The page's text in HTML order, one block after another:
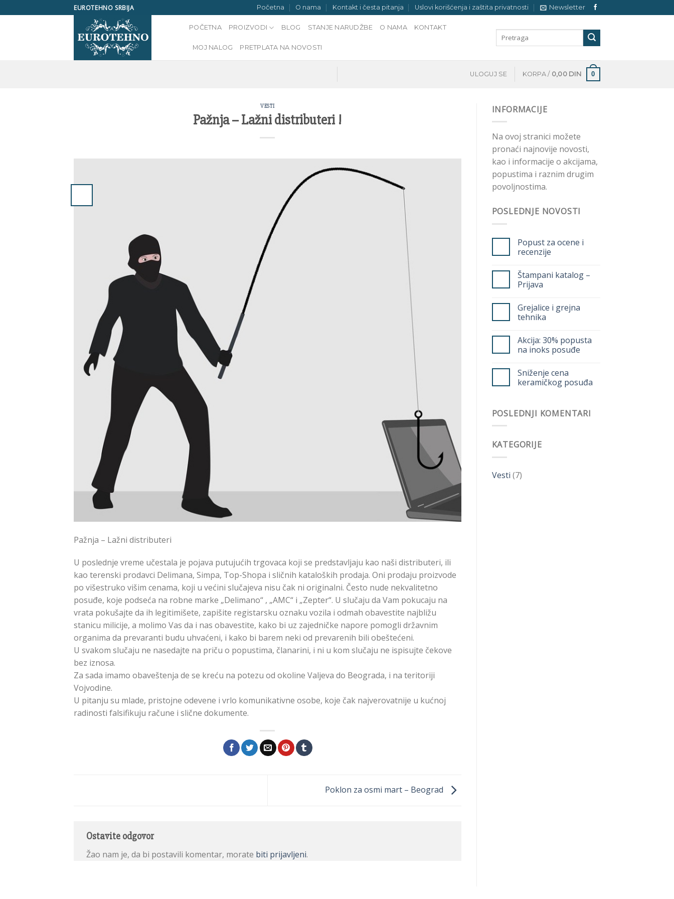
to
EUROTEHNO SRBIJA Početna O nama Kontakt i česta pitanja Uslovi korišćenja i zaštita privatnosti Newsletter
POČETNA PROIZVODI BLOG STANJE NARUDŽBE O NAMA KONTAKT
MOJ NALOG PRETPLATA NA NOVOSTI
Pretraga
ULOGUJ SE KORPA / 0,00DIN 0
VESTI
Pažnja – Lažni distributeri !
Pažnja – Lažni distributeri
U poslednje vreme učestala je pojava putujućih trgovaca koji se predstavljaju kao naši distributeri, ili
kao terenski prodavci Delimana, Simpa, Top-Shopa i sličnih kataloških prodaja. Oni prodaju proizvode
po višestruko višim cenama, koji u većini slučajeva nisu čak ni originalni. Često nude nekvalitetno
posuđe, koje podseća na robne marke „Delimano“ , „AMC“ i „Zepter“. U slučaju da Vam pokucaju na
vrata pokušajte da ih legitimišete, zapišite registarsku oznaku vozila i odmah obavestite najbližu
stanicu milicije, a molimo Vas da i nas obavestite, kako bi uz zajedničke napore pomogli državnim
organima da prevaranti budu uhvaćeni, i kako bi barem neki od prevarenih bili obeštećeni.
U svakom slučaju ne nasedajte na priču o popustima, članarini, i ni u kom slučaju ne ispisujte čekove
bez iznosa.
Za sada imamo obaveštenja de se kreću na potezu od okoline Valjeva do Beograda, i na teritoriji
Vojvodine.
U pitanju su mlade, pristojne odevene i vrlo komunikativne osobe, koje čak najverovatnije u kućnoj
radinosti falsifikuju račune i slične dokumente.
Poklon za osmi mart – Beograd
Ostavite odgovor
Žao nam je, da bi postavili komentar, morate biti prijavljeni.
INFORMACIJE
Na ovoj stranici možete
pronaći najnovije novosti,
kao i informacije o akcijama,
popustima i raznim drugim
povoljnostima.
POSLEDNJE NOVOSTI
Popust za ocene i
recenzije
Štampani katalog –
Prijava
Grejalice i grejna
tehnika
Akcija: 30% popusta
na inoks posuđe
Sniženje cena
keramičkog posuđa
POSLEDNJI KOMENTARI
KATEGORIJE
Vesti (7)